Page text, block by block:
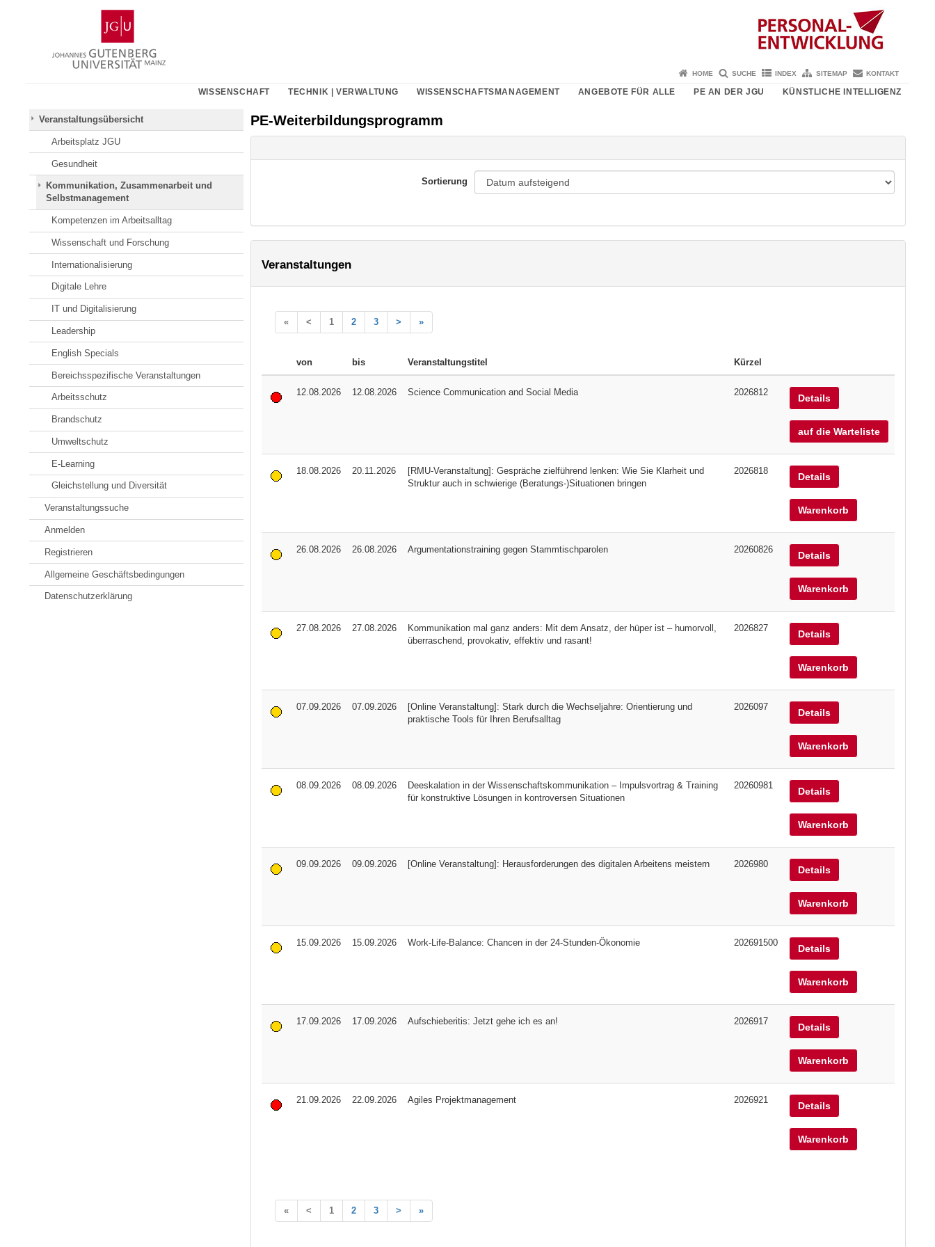
Gutenberg-
Universität
Mainz
HOME SUCHE INDEX SITEMAP KONTAKT
WISSENSCHAFT TECHNIK | VERWALTUNG WISSENSCHAFTSMANAGEMENT ANGEBOTE FÜR ALLE PE AN DER JGU KÜNSTLICHE INTELLIGENZ
Veranstaltungsübersicht
Arbeitsplatz JGU
Gesundheit
Kommunikation, Zusammenarbeit und
Selbstmanagement
Kompetenzen im Arbeitsalltag
Wissenschaft und Forschung
Internationalisierung
Digitale Lehre
IT und Digitalisierung
Leadership
English Specials
Bereichsspezifische Veranstaltungen
Arbeitsschutz
Brandschutz
Umweltschutz
E-Learning
Gleichstellung und Diversität
Veranstaltungssuche
Anmelden
Registrieren
Allgemeine Geschäftsbedingungen
Datenschutzerklärung
PE-Weiterbildungsprogramm
Sortierung
Veranstaltungen
« < 1 2 3 > »
von bis Veranstaltungstitel Kürzel
12.08.2026 12.08.2026 Science Communication and Social Media 2026812
Details
auf die Warteliste
18.08.2026 20.11.2026
[RMU-Veranstaltung]: Gespräche zielführend lenken: Wie Sie Klarheit und
Struktur auch in schwierige (Beratungs-)Situationen bringen
2026818
Details
Warenkorb
26.08.2026 26.08.2026 Argumentationstraining gegen Stammtischparolen 20260826
Details
Warenkorb
27.08.2026 27.08.2026
Kommunikation mal ganz anders: Mit dem Ansatz, der hüper ist – humorvoll,
überraschend, provokativ, effektiv und rasant!
2026827
Details
Warenkorb
07.09.2026 07.09.2026
[Online Veranstaltung]: Stark durch die Wechseljahre: Orientierung und
praktische Tools für Ihren Berufsalltag
2026097
Details
Warenkorb
08.09.2026 08.09.2026
Deeskalation in der Wissenschaftskommunikation – Impulsvortrag & Training
für konstruktive Lösungen in kontroversen Situationen
20260981
Details
Warenkorb
09.09.2026 09.09.2026 [Online Veranstaltung]: Herausforderungen des digitalen Arbeitens meistern 2026980
Details
Warenkorb
15.09.2026 15.09.2026 Work-Life-Balance: Chancen in der 24-Stunden-Ökonomie 202691500
Details
Warenkorb
17.09.2026 17.09.2026 Aufschieberitis: Jetzt gehe ich es an! 2026917
Details
Warenkorb
21.09.2026 22.09.2026 Agiles Projektmanagement 2026921
Details
Warenkorb
« < 1 2 3 > »